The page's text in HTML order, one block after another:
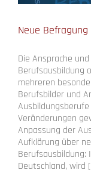
Neue
Die Ansprache
Berufsausbildung
mehreren
Berufsbilder und
Veränderungen
Anpassung der
Aufklärung über
Berufsausbildung:
Deutschland, wird